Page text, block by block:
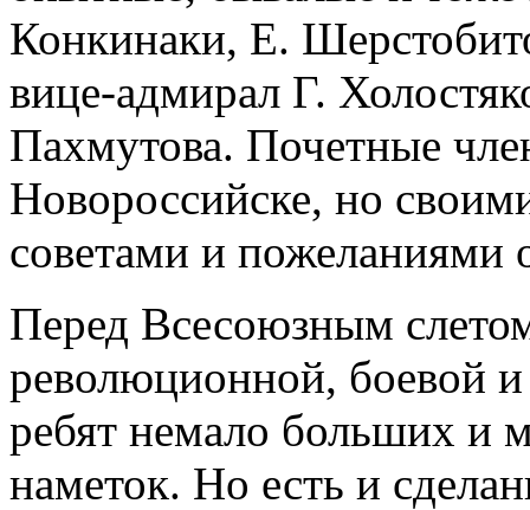
Конкинаки, Е.
вице-адмирал Г.
Пахмутова. Почетные
Новороссийске, но
советами и пожеланиями
Перед Всесоюзным
революционной, боевой
ребят немало больших и
наметок. Но есть и